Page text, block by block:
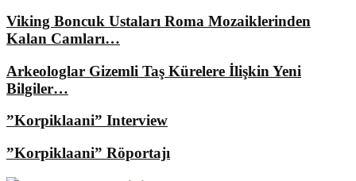
Viking Boncuk Ustaları Roma Mozaiklerinden
Kalan Camları…
Arkeologlar Gizemli Taş Kürelere İlişkin Yeni
Bilgiler…
”Korpiklaani” Interview
”Korpiklaani” Röportajı